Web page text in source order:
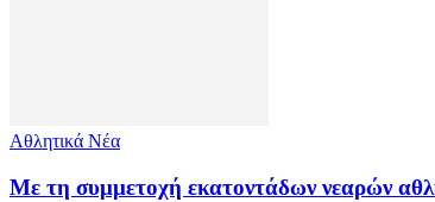
Αθλητικά Νέα
Με τη συμμετοχή εκατοντάδων νεαρών